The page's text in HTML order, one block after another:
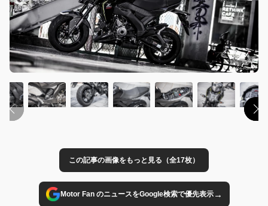
この記事の画像をもっと見る（全17枚）
Motor Fan のニュースをGoogle検索で優先表示→